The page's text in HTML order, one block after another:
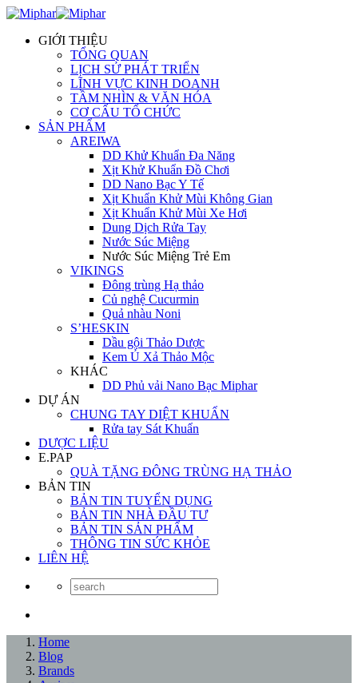
GIỚI THIỆU
TỔNG QUAN
LỊCH SỬ PHÁT TRIỂN
LĨNH VỰC KINH DOANH
TẦM NHÌN & VĂN HÓA
CƠ CẤU TỔ CHỨC
SẢN PHẨM
AREIWA
DD Khử Khuẩn Đa Năng
Xịt Khử Khuẩn Đồ Chơi
DD Nano Bạc Y Tế
Xịt Khuẩn Khử Mùi Không Gian
Xịt Khuẩn Khử Mùi Xe Hơi
Dung Dịch Rửa Tay
Nước Súc Miệng
Nước Súc Miệng Trẻ Em
VIKINGS
Đông trùng Hạ thảo
Củ nghệ Cucurmin
Quả nhàu Noni
S’HESKIN
Dầu gội Thảo Dược
Kem Ủ Xả Thảo Mộc
KHÁC
DD Phủ vải Nano Bạc Miphar
DỰ ÁN
CHUNG TAY DIỆT KHUẨN
Rửa tay Sát Khuẩn
DƯỢC LIỆU
E.PAP
QUÀ TẶNG ĐÔNG TRÙNG HẠ THẢO
BẢN TIN
BẢN TIN TUYỂN DỤNG
BẢN TIN NHÀ ĐẦU TƯ
BẢN TIN SẢN PHẨM
THÔNG TIN SỨC KHỎE
LIÊN HỆ
Home
Blog
Brands